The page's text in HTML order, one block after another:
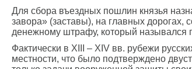
Для сбора въездных пошлин князья
завора» (заставы), на главных
денежному штрафу, который
Фактически в XIII – XIV вв. рубежи
местности, что было подтверждено